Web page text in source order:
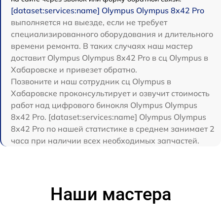
[dataset:services:name] Olympus Olympus 8x42 Pro
выполняется на выезде, если не требует
специализированного оборудования и длительного
времени ремонта. В таких случаях наш мастер
доставит Olympus Olympus 8x42 Pro в сц Olympus в
Хабаровске и привезет обратно.
Позвоните и наш сотрудник сц Olympus в
Хабаровске проконсультирует и озвучит стоимость
работ над цифрового бинокля Olympus Olympus
8x42 Pro. [dataset:services:name] Olympus Olympus
8x42 Pro по нашей статистике в среднем занимает 2
часа при наличии всех необходимых запчастей.
Наши мастера